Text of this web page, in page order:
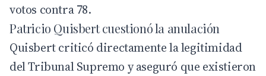
votos contra 78.
Patricio Quisbert cuestionó la anulación
Quisbert criticó directamente la legitimidad
del Tribunal Supremo y aseguró que existieron